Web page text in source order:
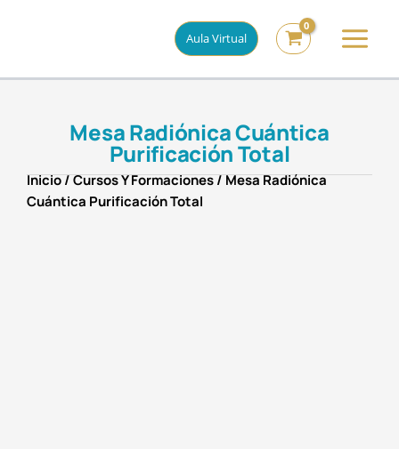
Aula Virtual
Mesa Radiónica Cuántica
Purificación Total
Inicio/Cursos Y Formaciones/ Mesa Radiónica
Cuántica Purificación Total